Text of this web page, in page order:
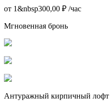
от 1&nbsp300,00 ₽ /час
Мгновенная бронь
Антуражный кирпичный лофт